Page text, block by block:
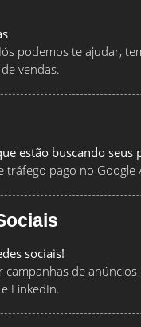
podemos te ajudar,
vendas.
estão buscando
tráfego pago no Google
sociais!
campanhas de
LinkedIn.